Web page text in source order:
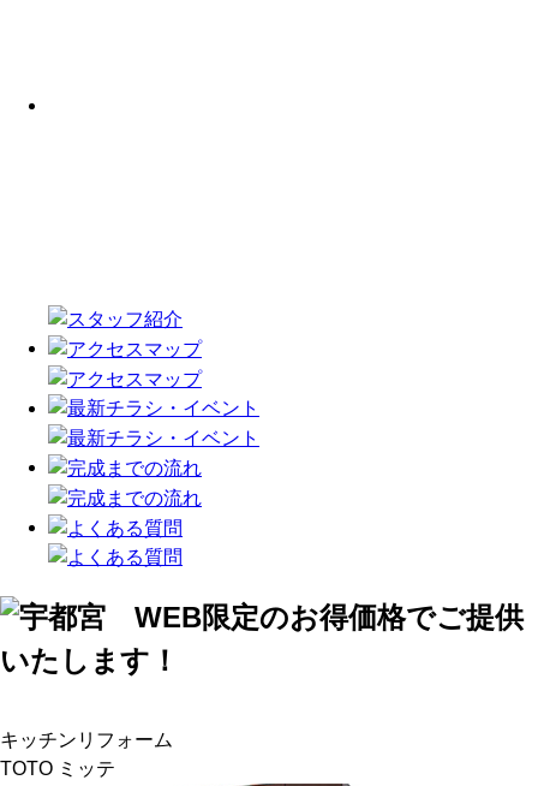
浴室リフォーム
TOTO サザナ